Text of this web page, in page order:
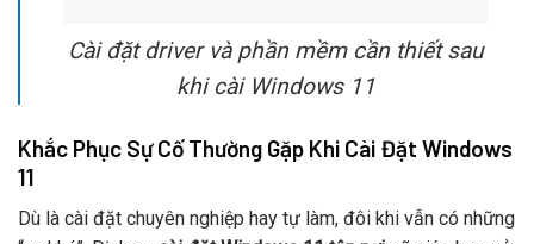
Cài đặt driver và phần mềm cần thiết sau
khi cài Windows 11
Khắc Phục Sự Cố Thường Gặp Khi Cài Đặt Windows
11
Dù là cài đặt chuyên nghiệp hay tự làm, đôi khi vẫn có những